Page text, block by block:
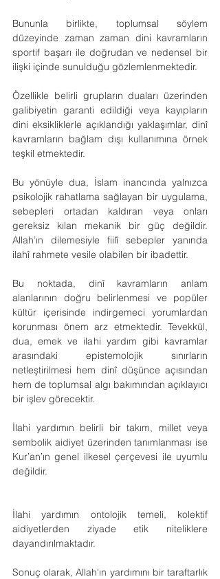
Bununla birlikte, toplumsal söylem
düzeyinde zaman zaman dini kavramların
sportif başarı ile doğrudan ve nedensel bir
ilişki içinde sunulduğu gözlemlenmektedir.
Özellikle belirli grupların duaları üzerinden
galibiyetin garanti edildiği veya kayıpların
dini eksikliklerle açıklandığı yaklaşımlar, dinî
kavramların bağlam dışı kullanımına örnek
teşkil etmektedir.
Bu yönüyle dua, İslam inancında yalnızca
psikolojik rahatlama sağlayan bir uygulama,
sebepleri ortadan kaldıran veya onları
gereksiz kılan mekanik bir güç değildir.
Allah’ın dilemesiyle fiilî sebepler yanında
ilahî rahmete vesile olabilen bir ibadettir.
Bu noktada, dinî kavramların anlam
alanlarının doğru belirlenmesi ve popüler
kültür içerisinde indirgemeci yorumlardan
korunması önem arz etmektedir. Tevekkül,
dua, emek ve ilahi yardım gibi kavramlar
arasındaki epistemolojik sınırların
netleştirilmesi hem dinî düşünce açısından
hem de toplumsal algı bakımından açıklayıcı
bir işlev görecektir.
İlahi yardımın belirli bir takım, millet veya
sembolik aidiyet üzerinden tanımlanması ise
Kur’an’ın genel ilkesel çerçevesi ile uyumlu
değildir.
İlahi yardımın ontolojik temeli, kolektif
aidiyetlerden ziyade etik niteliklere
dayandırılmaktadır.
Sonuç olarak, Allah'ın yardımını bir taraftarlık